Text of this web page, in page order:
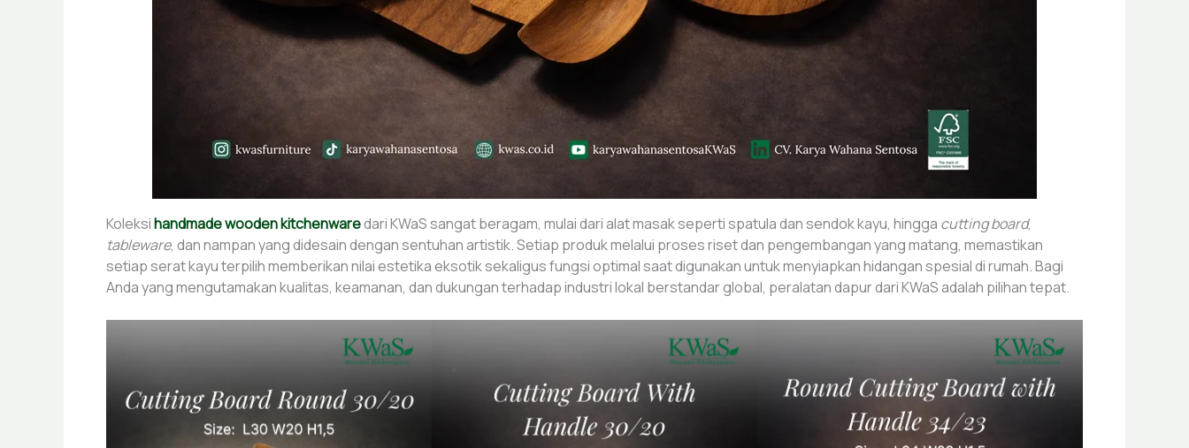
Koleksihandmade wooden kitchenwaredari KWaS sangat beragam, mulai dari alat masak seperti spatula dan sendok kayu, hingga cutting board,
tableware, dan nampan yang didesain dengan sentuhan artistik. Setiap produk melalui proses riset dan pengembangan yang matang, memastikan
setiap serat kayu terpilih memberikan nilai estetika eksotik sekaligus fungsi optimal saat digunakan untuk menyiapkan hidangan spesial di rumah. Bagi
Anda yang mengutamakan kualitas, keamanan, dan dukungan terhadap industri lokal berstandar global, peralatan dapur dari KWaS adalah pilihan tepat.